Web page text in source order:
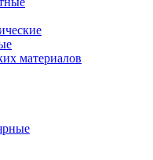
материалов